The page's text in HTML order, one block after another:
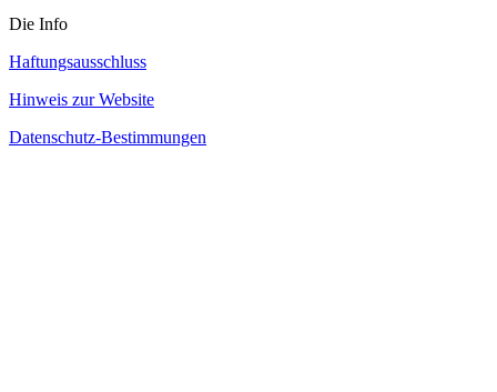
Die Info
Haftungsausschluss
Hinweis zur Website
Datenschutz-Bestimmungen